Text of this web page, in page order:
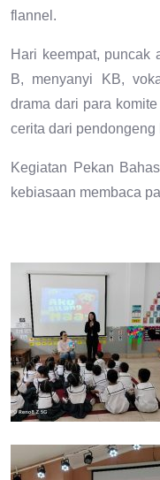
flannel.
Hari keempat, puncak
B, menyanyi KB,
drama dari para
cerita dari pendongeng
Kegiatan Pekan
kebiasaan membaca